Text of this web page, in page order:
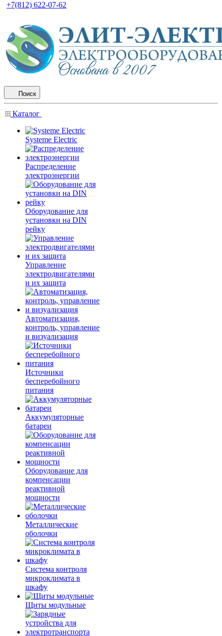
+7(812) 622-07-62
Поиск
Каталог
Systeme Electric
Распределение
электроэнергии
Оборудование для
установки на DIN
рейку
Управление
электродвигателями
и их защита
Автоматизация,
контроль, управление
и визуализация
Источники
бесперебойного
питания
Аккумуляторные
батареи
Оборудование для
компенсации
реактивной
мощности
Металлические
оболочки
Система контроля
микроклимата в
шкафу
Щиты модульные